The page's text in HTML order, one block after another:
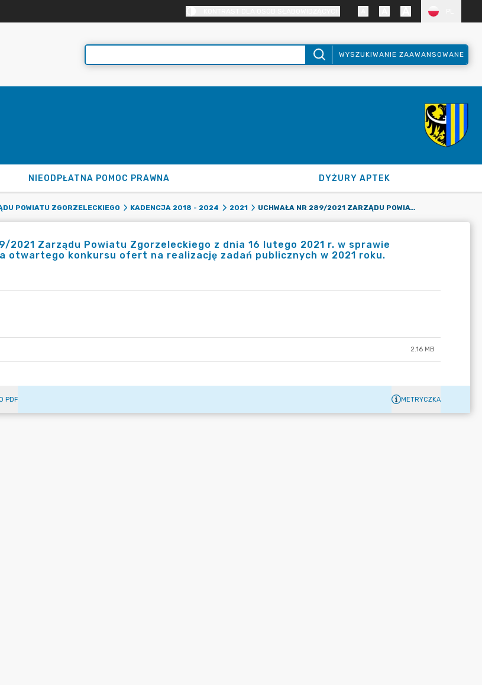
WYSZUKIWANIE ZAAWANSOWANE
NIEODPŁATNA POMOC PRAWNA DYŻURY APTEK
POWIATU ZGORZELECKIEGO KADENCJA 2018 - 2024 2021 UCHWAŁA NR 289/2021 ZARZĄDU POWIATU ZGORZELECKIEGO Z DNIA 16 LUTEGO 2021 R. W SPRAWIE ROZSTRZYGNIĘCIA OTWARTEGO KONKURSU OFERT NA REALIZACJĘ ZADAŃ PUBLICZNYCH W 2021 ROKU.
2021 Zarządu Powiatu Zgorzeleckiego z dnia 16 lutego 2021 r. w sprawie
otwartego konkursu ofert na realizację zadań publicznych w 2021 roku.
2.16 MB
PDF METRYCZKA